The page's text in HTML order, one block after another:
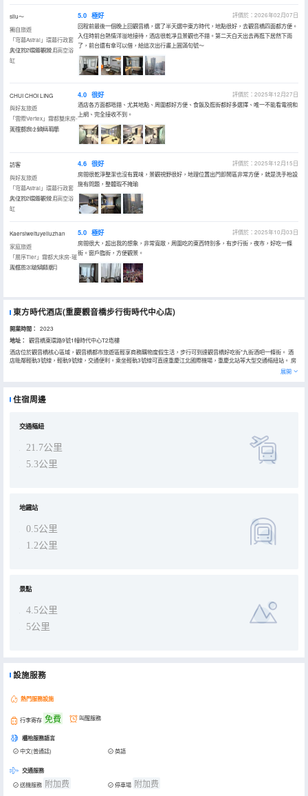
silu～
獨自旅遊
「穹幕Astral」環幕行政套
房-270°環幕觀景丨高空浴
缸
入住於2026年02月
5.0 極好
評價於：2026年02月07日
回程前最後一個晚上回觀音橋，選了半天選中東方時代，地點很好，去觀音橋四面都方便。
入住時前台熱情洋溢地接待，酒店很乾凈且景觀也不錯。第二天白天出去再逛下居然下雨
了，前台還有傘可以借，給這次出行畫上圓滿句號～
CHUI CHOI LING
與好友旅遊
「雲際Vertex」霧都雙床房-
璀璨都市丨玻璃幕牆
入住於2025年11月
4.0 很好
評價於：2025年12月27日
酒店各方面都唔錯、尤其地點、周圍都好方便、食飯及逛街都好多選擇、唯一不能看電視和
上網、完全接收不到。
訪客
與好友旅遊
「穹幕Astral」環幕行政套
房-270°環幕觀景丨高空浴
缸
入住於2025年12月
4.6 很好
評價於：2025年12月15日
房間很乾淨整潔也沒有異味，景觀視野很好，地理位置出門即鬧區非常方便，就是洗手枱設
施有問題，整體瑕不掩瑜
Kaersiweituyeliuzhan
家庭旅遊
「層序Tier」霧都大床房-璀
璨都市丨玻璃幕牆
入住於2025年10月
5.0 極好
評價於：2025年10月03日
房間很大，超出我的想象，非常寬敞，周圍吃的東西特別多，有步行街，夜市，好吃一條
街。窗戶臨街，方便觀景。
東方時代酒店(重慶觀音橋步行街時代中心店)
開業時間： 2023
地址：
觀音橋東環路9號1幢時代中心T2塔樓
酒店位於觀音橋核心區域，觀音橋都市旅遊區輕享商務購物度假生活，步行可到達觀音橋好吃街*九街酒吧一條街。 酒
店毗鄰輕軌3號線，輕軌9號線，交通便利。乘坐輕軌3號線可直達重慶江北國際機場，重慶北站等大型交通樞紐站。 房
展開
住宿周邊
交通樞紐
21.7公里
5.3公里
地鐵站
0.5公里
1.2公里
景點
4.5公里
5公里
設施服務
熱門服務設施
行李寄存 免費 叫醒服務
櫃枱服務語言
中文(普通話) 英語
交通服務
送機服務 附加费 停車場 附加费